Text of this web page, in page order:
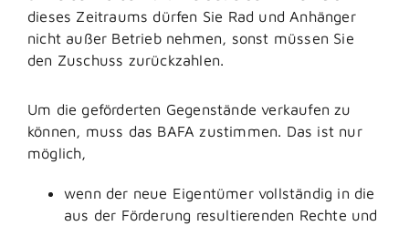
dieses Zeitraums dürfen Sie Rad und Anhänger
nicht außer Betrieb nehmen, sonst müssen Sie
den Zuschuss zurückzahlen.
Um die geförderten Gegenstände verkaufen zu
können, muss das BAFA zustimmen. Das ist nur
möglich,
wenn der neue Eigentümer vollständig in die
aus der Förderung resultierenden Rechte und